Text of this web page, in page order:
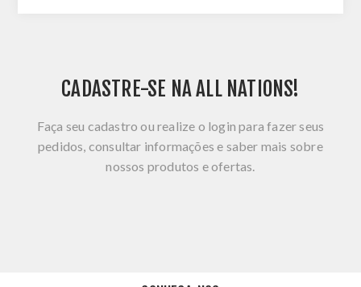
CADASTRE-SE NA ALL NATIONS!
Faça seu cadastro ou realize o login para fazer seus
pedidos, consultar informações e saber mais sobre
nossos produtos e ofertas.